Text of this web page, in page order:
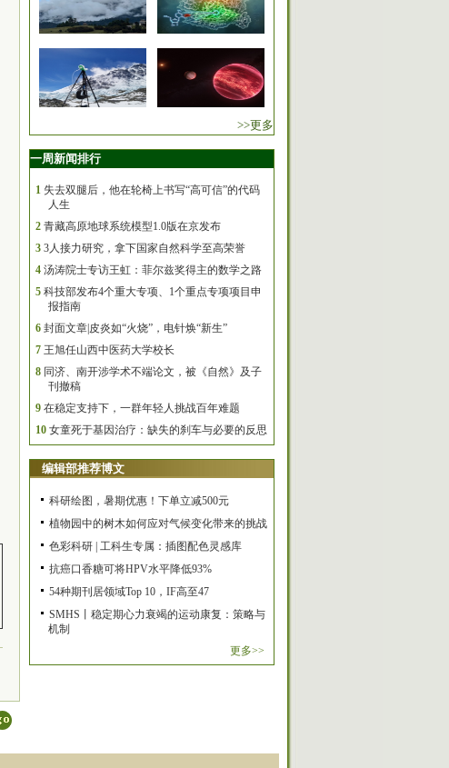
>>更多
一周新闻排行
1 失去双腿后，他在轮椅上书写“高可信”的代码
人生
2 青藏高原地球系统模型1.0版在京发布
3 3人接力研究，拿下国家自然科学至高荣誉
4 汤涛院士专访王虹：菲尔兹奖得主的数学之路
5 科技部发布4个重大专项、1个重点专项项目申
报指南
6 封面文章|皮炎如“火烧”，电针焕“新生”
7 王旭任山西中医药大学校长
8 同济、南开涉学术不端论文，被《自然》及子
刊撤稿
9 在稳定支持下，一群年轻人挑战百年难题
10 女童死于基因治疗：缺失的刹车与必要的反思
编辑部推荐博文
科研绘图，暑期优惠！下单立减500元
植物园中的树木如何应对气候变化带来的挑战
色彩科研 | 工科生专属：插图配色灵感库
抗癌口香糖可将HPV水平降低93%
54种期刊居领域Top 10，IF高至47
SMHS丨稳定期心力衰竭的运动康复：策略与
机制
更多>>